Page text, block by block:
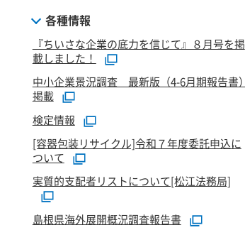
各種情報
『ちいさな企業の底力を信じて』８月号を掲
載しました！
中小企業景況調査 最新版（4-6月期報告書）
掲載
検定情報
[容器包装リサイクル]令和７年度委託申込に
ついて
実質的支配者リストについて[松江法務局]
島根県海外展開概況調査報告書